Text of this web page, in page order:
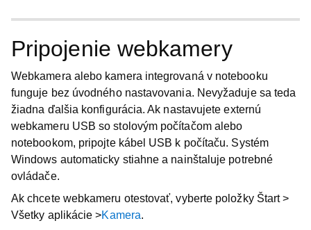
Pripojenie webkamery
Webkamera alebo kamera integrovaná v notebooku
funguje bez úvodného nastavovania. Nevyžaduje sa teda
žiadna ďalšia konfigurácia. Ak nastavujete externú
webkameru USB so stolovým počítačom alebo
notebookom, pripojte kábel USB k počítaču. Systém
Windows automaticky stiahne a nainštaluje potrebné
ovládače.
Ak chcete webkameru otestovať, vyberte položky Štart >
Všetky aplikácie >Kamera.